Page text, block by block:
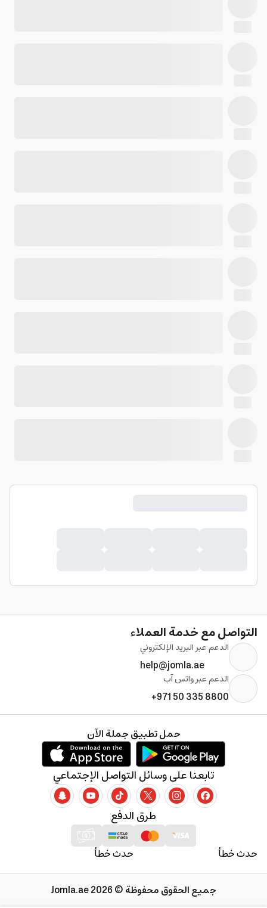
التواصل مع خدمة العملاء
الدعم عبر البريد الإلكتروني
help@jomla.ae
الدعم عبر واتس آب
+971 50 335 8800
حدث خطأ حدث خطأ
طرق الدفع
تابعنا على وسائل التواصل الإجتماعي
حمل تطبيق جملة الآن
جميع الحقوق محفوظة © 2026 Jomla.ae